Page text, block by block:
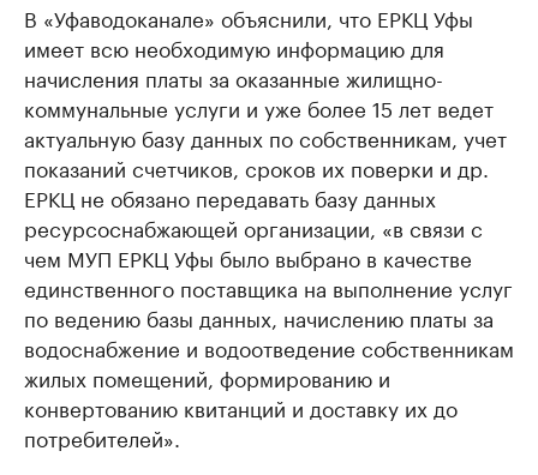
В «Уфаводоканале» объяснили, что ЕРКЦ Уфы
имеет всю необходимую информацию для
начисления платы за оказанные жилищно-
коммунальные услуги и уже более 15 лет ведет
актуальную базу данных по собственникам, учет
показаний счетчиков, сроков их поверки и др.
ЕРКЦ не обязано передавать базу данных
ресурсоснабжающей организации, «в связи с
чем МУП ЕРКЦ Уфы было выбрано в качестве
единственного поставщика на выполнение услуг
по ведению базы данных, начислению платы за
водоснабжение и водоотведение собственникам
жилых помещений, формированию и
конвертованию квитанций и доставку их до
потребителей».